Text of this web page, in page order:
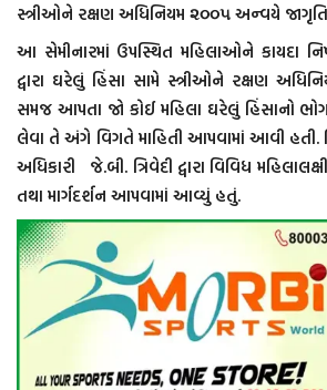
સ્ત્રીઓને રક્ષણ અધિનિયમ ૨૦૦૫ અન્વયે જાગૃતિ
આ સેમીનારમાં ઉપસ્થિત મહિલાઓને કાયદા
દ્વારા ઘરેલું હિંસા સામે સ્ત્રીઓને રક્ષણ
સમજ આપતા જો કોઈ મહિલા ઘરેલું હિંસાનો
લેવા તે અંગે વિગતે માહિતી આપવામાં આવી હતી.
અધિકારી જે.બી. ત્રિવેદી દ્વારા વિવિધ
તથા માર્ગદર્શન આપવામાં આવ્યું હતું.